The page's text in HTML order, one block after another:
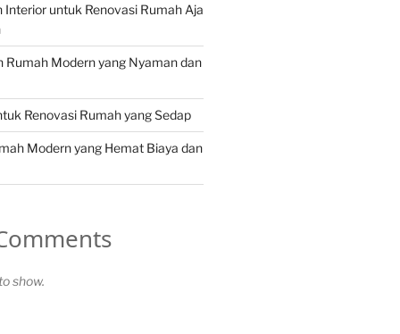
Interior untuk Renovasi Rumah Aja
Rumah Modern yang Nyaman dan
Renovasi Rumah yang Sedap
Modern yang Hemat Biaya dan
show.